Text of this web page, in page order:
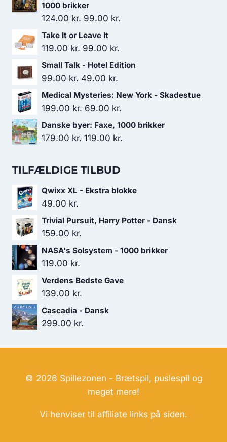
1000 brikker
124.00kr. Den
oprindelige
pris
124.00 kr..
99.00 kr.
Take It or Leave It
119.00kr. Den
oprindelige
pris
119.00 kr..
99.00 kr.
aktuelle
Small Talk - Hotel Edition
99.00kr. Den
oprindelige
pris
99.00 kr..
49.00 kr.
aktuelle
pris
Medical Mysteries: New York - Skadestue
199.00kr. Den
oprindelige
pris
69.00 kr.
aktuelle
Danske byer: Faxe, 1000 brikker
179.00kr. Den
pris
179.00 kr..
119.00 kr.
119.00 kr..
TILFÆLDIGE TILBUD
Qwixx XL - Ekstra blokke
49.00 kr.
Trivial Pursuit, Harry Potter - Dansk
159.00 kr.
NASA's Solsystem - 1000 brikker
119.00 kr.
Verdens Bedste Gave
139.00 kr.
Cascadia - Dansk
299.00 kr.
© 2026 Spillezonen - Brætspil, puslespil og
meget mere!
Vi henviser til affiliate links på siden.